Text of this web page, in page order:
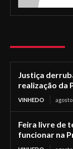
Justiça
realização da
VINHEDO agosto
Feira livre de
funcionar na